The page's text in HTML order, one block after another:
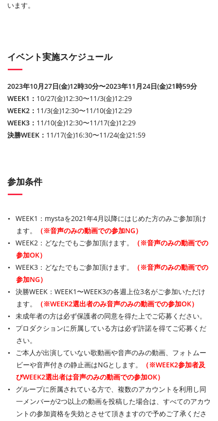
います。
イベント実施スケジュール
2023年10月27日(金)12時30分〜2023年11月24日(金)21時59分
WEEK1： 10/27(金)12:30〜11/3(金)12:29
WEEK2： 11/3(金)12:30〜11/10(金)12:29
WEEK3： 11/10(金)12:30〜11/17(金)12:29
決勝WEEK： 11/17(金)16:30〜11/24(金)21:59
参加条件
WEEK1：mystaを2021年4月以降にはじめた方のみご参加頂け
ます。
（※音声のみの動画での参加NG）
WEEK2：どなたでもご参加頂けます。
（※音声のみの動画での
参加OK）
WEEK3：どなたでもご参加頂けます。
（※音声のみの動画での
参加NG）
決勝WEEK：WEEK1〜WEEK3の各週上位3名がご参加いただけ
ます。
（※WEEK2選出者のみ音声のみの動画での参加OK）
未成年者の方は必ず保護者の同意を得た上でご応募ください。
プロダクションに所属している方は必ず許諾を得てご応募くだ
さい。
ご本人が出演していない歌動画や音声のみの動画、フォトムー
ビーや音声付きの静止画はNGとします。
（※WEEK2参加者及
びWEEK2選出者は音声のみの動画での参加OK）
グループに所属されている方で、複数のアカウントを利用し同
一メンバーが2つ以上の動画を投稿した場合は、すべてのアカウ
ントの参加資格を失効とさせて頂きますので予めご了承くださ